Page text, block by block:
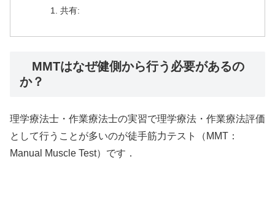
共有:
MMTはなぜ健側から行う必要があるの
か？
理学療法士・作業療法士の実習で理学療法・作業療法評価
として行うことが多いのが徒手筋力テスト（MMT：
Manual Muscle Test）です．